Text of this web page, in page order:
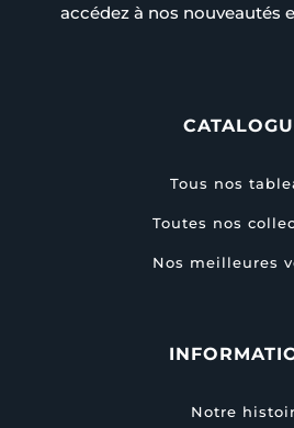
accédez à nos nouveautés
Tous nos
Toutes nos
Nos meilleures
Notre